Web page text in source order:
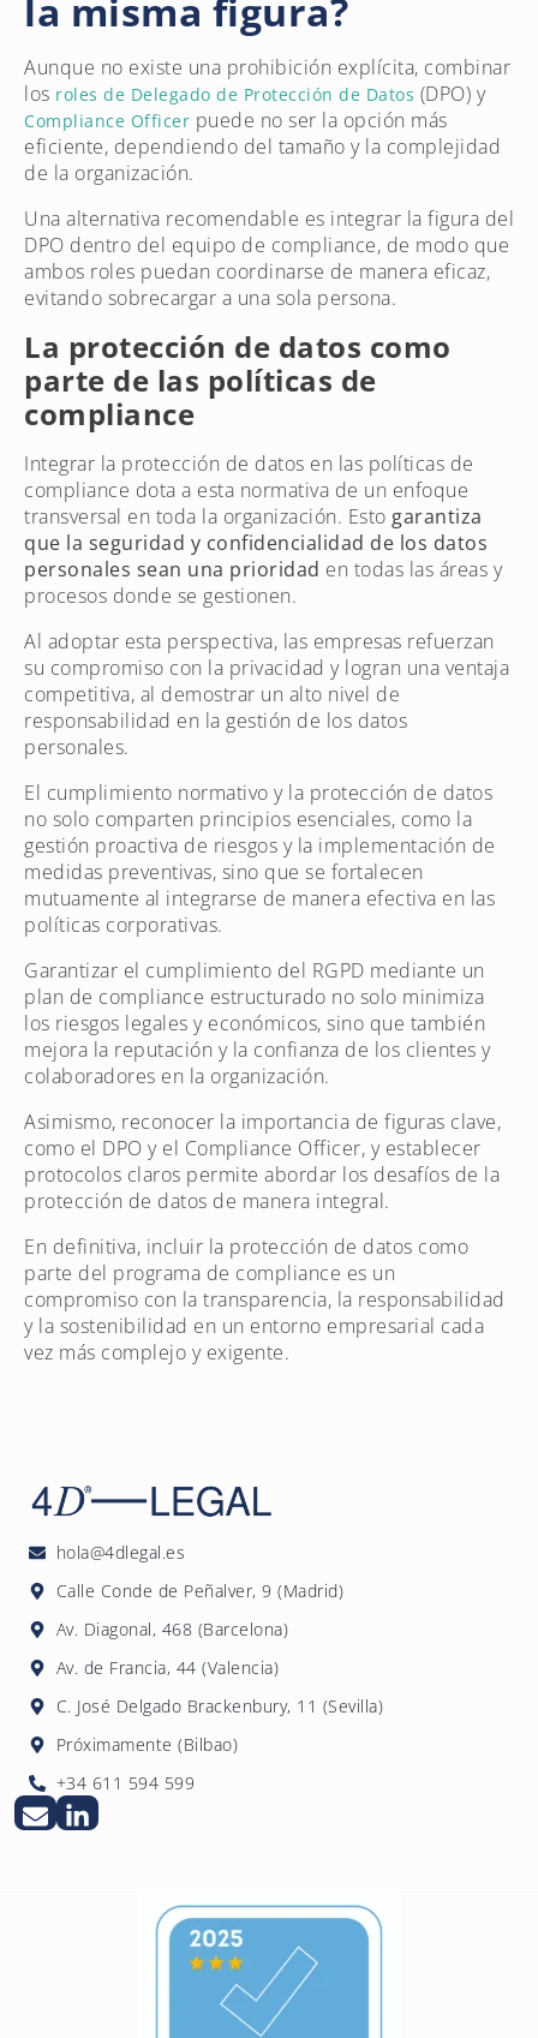
la misma figura?
Aunque no existe una prohibición explícita, combinar
los roles de Delegado de Protección de Datos (DPO) y
Compliance Officer puede no ser la opción más
eficiente, dependiendo del tamaño y la complejidad
de la organización.
Una alternativa recomendable es integrar la figura del
DPO dentro del equipo de compliance, de modo que
ambos roles puedan coordinarse de manera eficaz,
evitando sobrecargar a una sola persona.
La protección de datos como
parte de las políticas de
compliance
Integrar la protección de datos en las políticas de
compliance dota a esta normativa de un enfoque
transversal en toda la organización. Esto garantiza
que la seguridad y confidencialidad de los datos
personales sean una prioridad en todas las áreas y
procesos donde se gestionen.
Al adoptar esta perspectiva, las empresas refuerzan
su compromiso con la privacidad y logran una ventaja
competitiva, al demostrar un alto nivel de
responsabilidad en la gestión de los datos
personales.
El cumplimiento normativo y la protección de datos
no solo comparten principios esenciales, como la
gestión proactiva de riesgos y la implementación de
medidas preventivas, sino que se fortalecen
mutuamente al integrarse de manera efectiva en las
políticas corporativas.
Garantizar el cumplimiento del RGPD mediante un
plan de compliance estructurado no solo minimiza
los riesgos legales y económicos, sino que también
mejora la reputación y la confianza de los clientes y
colaboradores en la organización.
Asimismo, reconocer la importancia de figuras clave,
como el DPO y el Compliance Officer, y establecer
protocolos claros permite abordar los desafíos de la
protección de datos de manera integral.
En definitiva, incluir la protección de datos como
parte del programa de compliance es un
compromiso con la transparencia, la responsabilidad
y la sostenibilidad en un entorno empresarial cada
vez más complejo y exigente.
hola@4dlegal.es
Calle Conde de Peñalver, 9 (Madrid)
Av. Diagonal, 468 (Barcelona)
Av. de Francia, 44 (Valencia)
C. José Delgado Brackenbury, 11 (Sevilla)
Próximamente (Bilbao)
+34 611 594 599